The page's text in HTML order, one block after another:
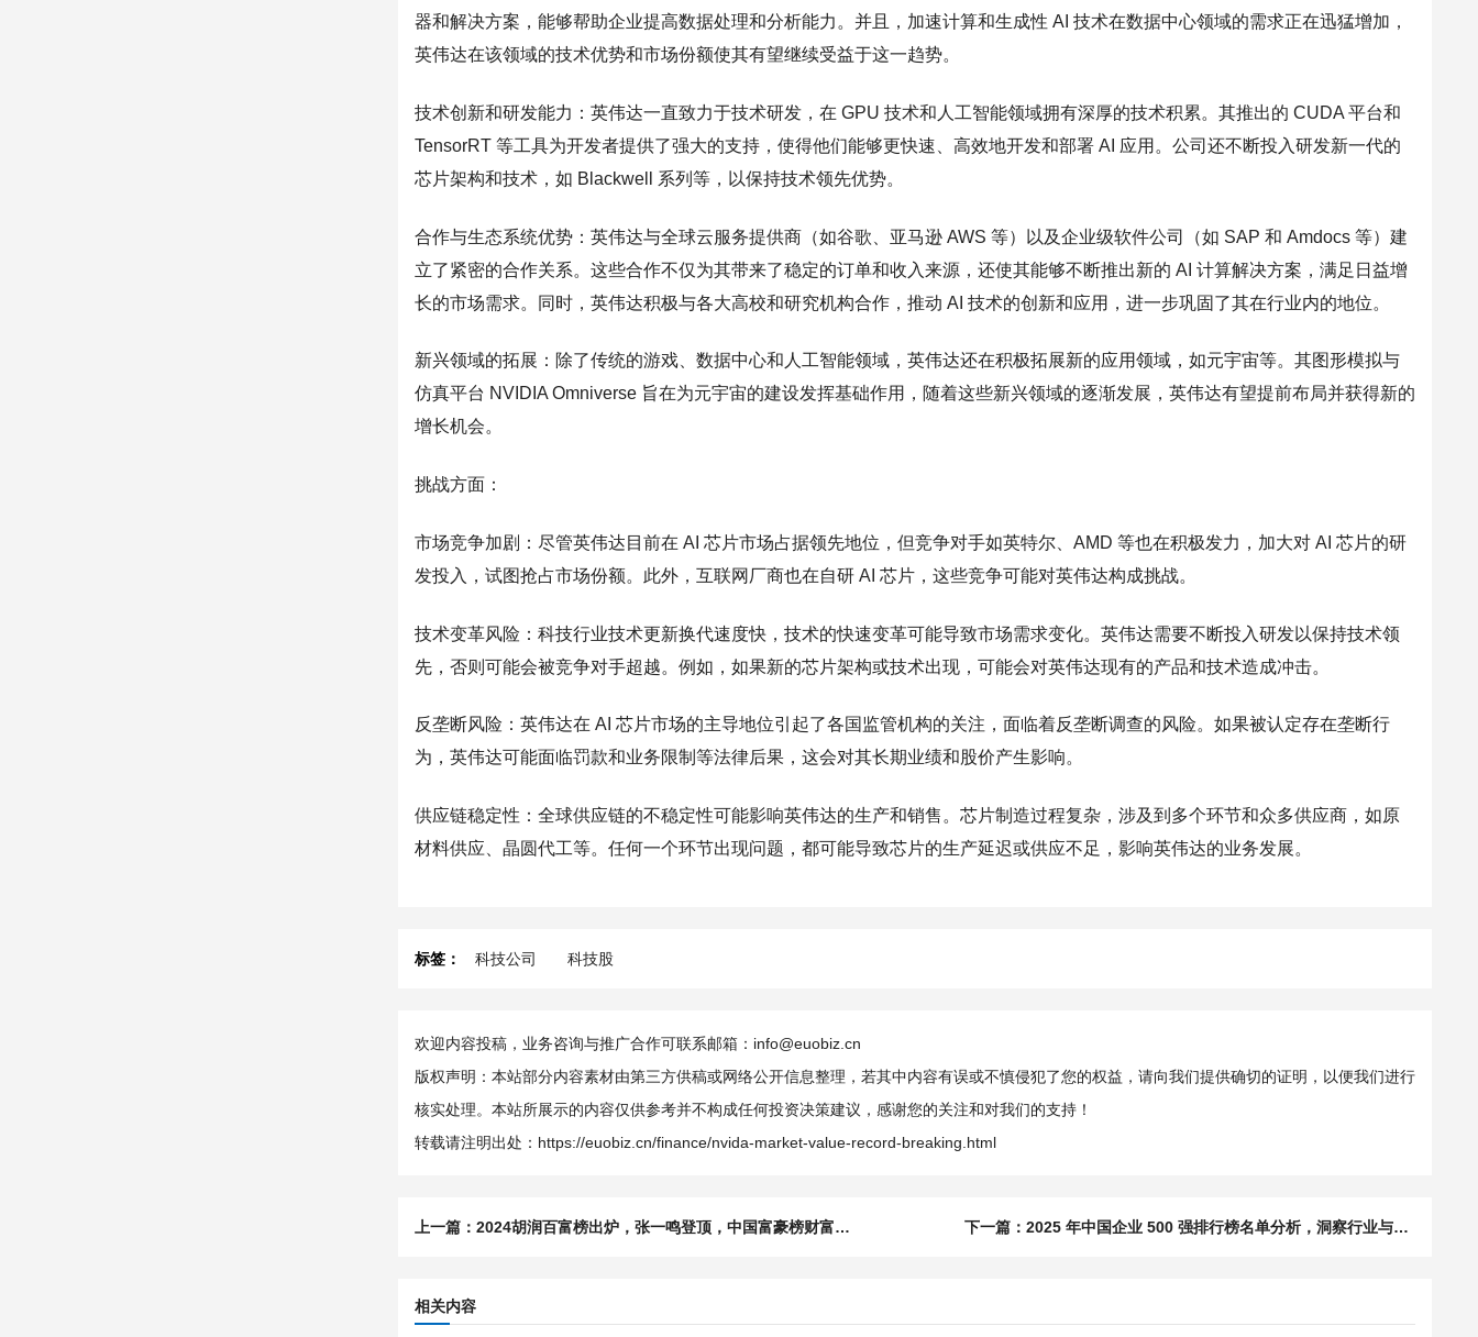
器和解决方案，能够帮助企业提高数据处理和分析能力。并且，加速计算和生成性 AI 技术在数据中心领域的需求正在迅猛增加，
英伟达在该领域的技术优势和市场份额使其有望继续受益于这一趋势。
技术创新和研发能力：英伟达一直致力于技术研发，在 GPU 技术和人工智能领域拥有深厚的技术积累。其推出的 CUDA 平台和
TensorRT 等工具为开发者提供了强大的支持，使得他们能够更快速、高效地开发和部署 AI 应用。公司还不断投入研发新一代的
芯片架构和技术，如 Blackwell 系列等，以保持技术领先优势。
合作与生态系统优势：英伟达与全球云服务提供商（如谷歌、亚马逊 AWS 等）以及企业级软件公司（如 SAP 和 Amdocs 等）建
立了紧密的合作关系。这些合作不仅为其带来了稳定的订单和收入来源，还使其能够不断推出新的 AI 计算解决方案，满足日益增
长的市场需求。同时，英伟达积极与各大高校和研究机构合作，推动 AI 技术的创新和应用，进一步巩固了其在行业内的地位。
新兴领域的拓展：除了传统的游戏、数据中心和人工智能领域，英伟达还在积极拓展新的应用领域，如元宇宙等。其图形模拟与
仿真平台 NVIDIA Omniverse 旨在为元宇宙的建设发挥基础作用，随着这些新兴领域的逐渐发展，英伟达有望提前布局并获得新的
增长机会。
挑战方面：
市场竞争加剧：尽管英伟达目前在 AI 芯片市场占据领先地位，但竞争对手如英特尔、AMD 等也在积极发力，加大对 AI 芯片的研
发投入，试图抢占市场份额。此外，互联网厂商也在自研 AI 芯片，这些竞争可能对英伟达构成挑战。
技术变革风险：科技行业技术更新换代速度快，技术的快速变革可能导致市场需求变化。英伟达需要不断投入研发以保持技术领
先，否则可能会被竞争对手超越。例如，如果新的芯片架构或技术出现，可能会对英伟达现有的产品和技术造成冲击。
反垄断风险：英伟达在 AI 芯片市场的主导地位引起了各国监管机构的关注，面临着反垄断调查的风险。如果被认定存在垄断行
为，英伟达可能面临罚款和业务限制等法律后果，这会对其长期业绩和股价产生影响。
供应链稳定性：全球供应链的不稳定性可能影响英伟达的生产和销售。芯片制造过程复杂，涉及到多个环节和众多供应商，如原
材料供应、晶圆代工等。任何一个环节出现问题，都可能导致芯片的生产延迟或供应不足，影响英伟达的业务发展。
标签： 科技公司 科技股
欢迎内容投稿，业务咨询与推广合作可联系邮箱：info@euobiz.cn
版权声明：本站部分内容素材由第三方供稿或网络公开信息整理，若其中内容有误或不慎侵犯了您的权益，请向我们提供确切的证明，以便我们进行
核实处理。本站所展示的内容仅供参考并不构成任何投资决策建议，感谢您的关注和对我们的支持！
转载请注明出处： https://euobiz.cn/finance/nvida-market-value-record-breaking.html
上一篇： 2024胡润百富榜出炉，张一鸣登顶，中国富豪榜财富格局重塑 下一篇：2025 年中国企业 500 强排行榜名单分析，洞察行业与城市发展经济脉络
相关内容